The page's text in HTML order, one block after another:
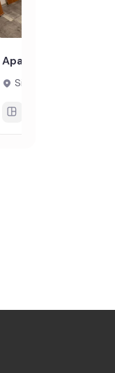
Sibiu, Mihai Viteazul